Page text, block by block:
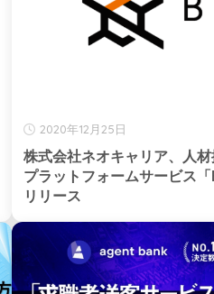
2020年12月25日
株式会社ネオキャリア、人
プラットフォームサービス「
リリース